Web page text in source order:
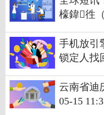
檺鍏徃
手机放引
锁定人找
云南省迪
05-15